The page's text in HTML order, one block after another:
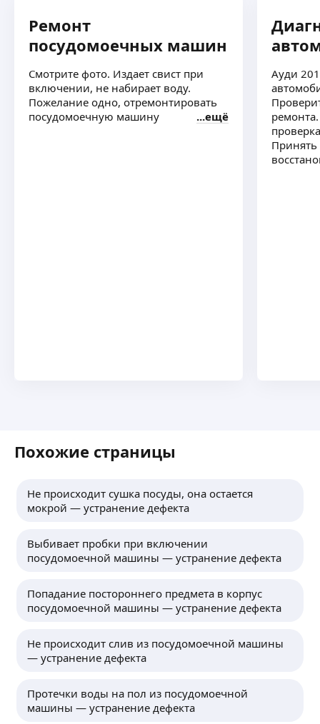
Ремонт
посудомоечных машин
Смотрите фото. Издает свист при
включении, не набирает воду.
Пожелание одно, отремонтировать
посудомоечную машину
ещё
Ауди
ремонта.
Принять
Похожие страницы
Не происходит сушка посуды, она остается
мокрой — устранение дефекта
Выбивает пробки при включении
посудомоечной машины — устранение дефекта
Попадание постороннего предмета в корпус
посудомоечной машины — устранение дефекта
Не происходит слив из посудомоечной машины
— устранение дефекта
Протечки воды на пол из посудомоечной
машины — устранение дефекта